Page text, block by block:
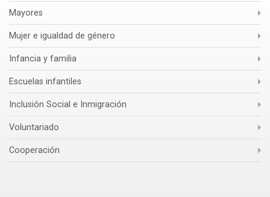
Mayores
Mujer e igualdad de género
Infancia y familia
Escuelas infantiles
Inclusión Social e Inmigración
Voluntariado
Cooperación